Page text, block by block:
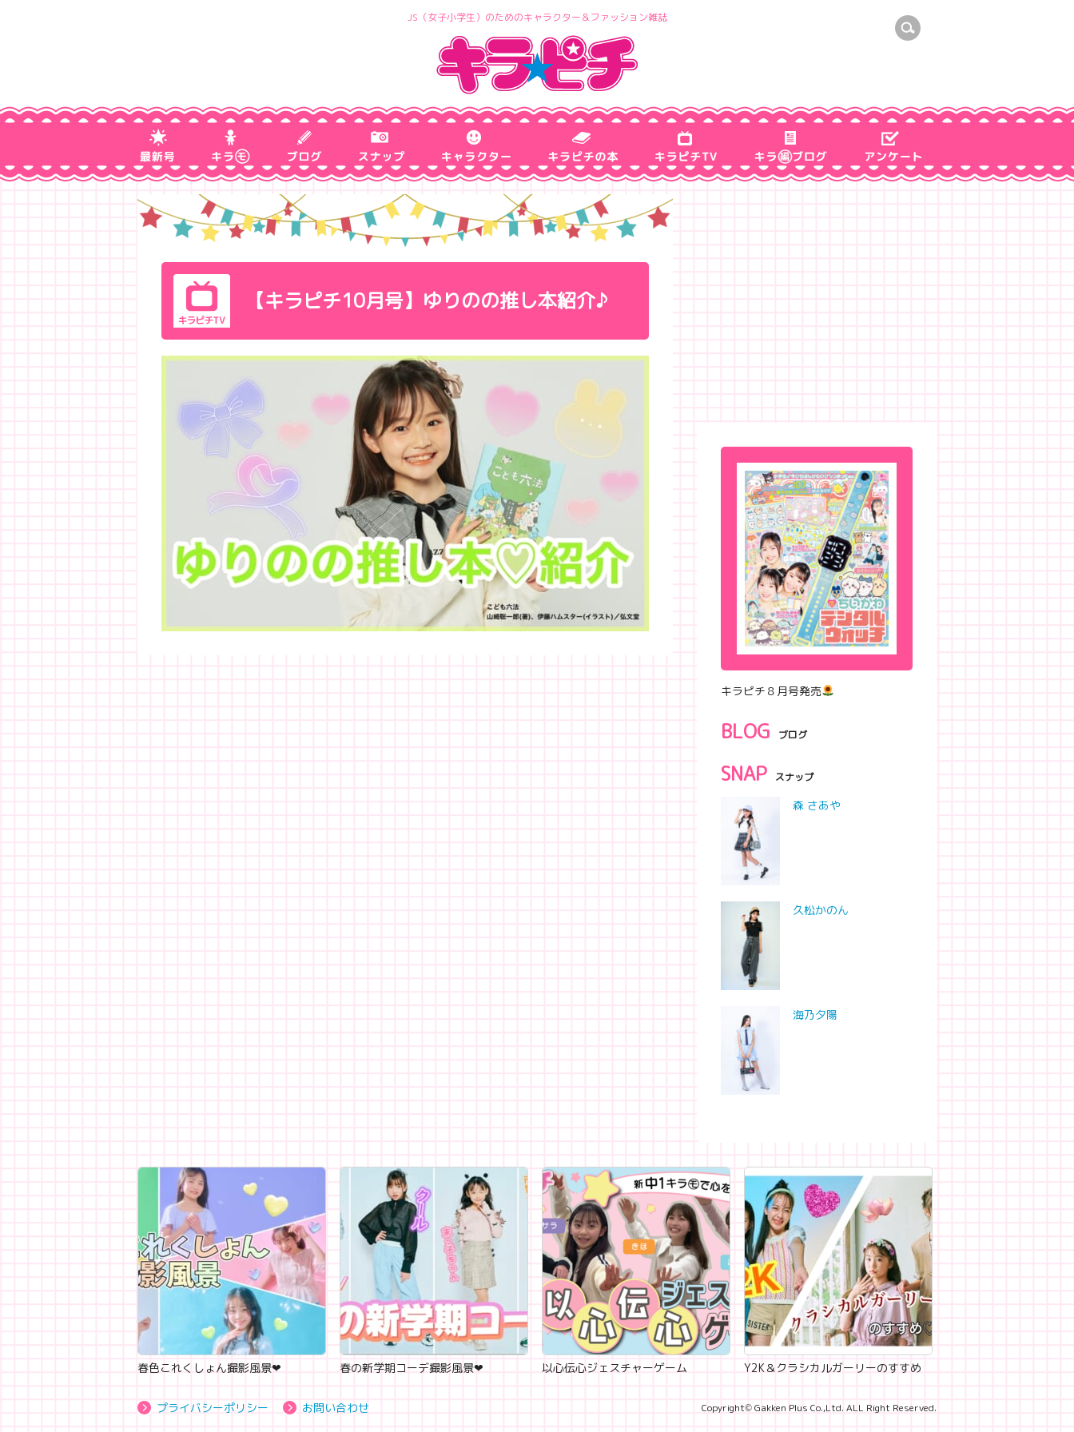
JS（女子小学生）のためのキャラクター＆ファッション雑誌
【キラピチ10月号】ゆりのの推し本紹介♪
キラピチ８月号発売
BLOG ブログ
SNAP スナップ
森 さあや
久松かのん
海乃夕陽
春色これくしょん撮影風景‪‪❤︎‬ 春の新学期コーデ撮影風景‪‪❤︎‬ 以心伝心ジェスチャーゲーム Y2K＆クラシカルガーリーのすすめ
プライバシーポリシー お問い合わせ Copyright© Gakken Plus Co.,Ltd. ALL Right Reserved.